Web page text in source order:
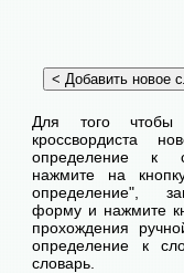
Для того чтобы
кроссвордиста
определение к
нажмите на
определение",
форму и нажмите
прохождения
определение к
словарь.